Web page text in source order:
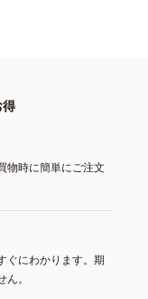
物時に簡単にご注文
ぐにわかります。期
。